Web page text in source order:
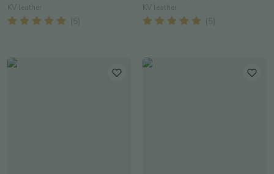
KV leather
( 5
KV leather
( 5